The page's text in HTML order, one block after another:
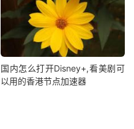
国内怎么打开Disney+,看美剧可
以用的香港节点加速器